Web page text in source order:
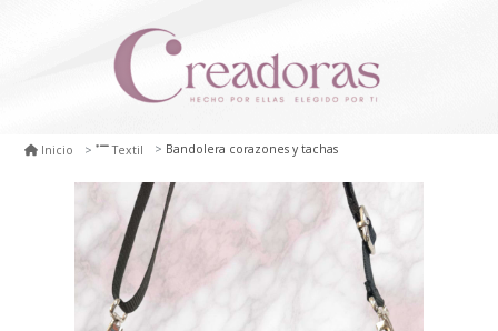
Inicio Textil Bandolera corazones y tachas